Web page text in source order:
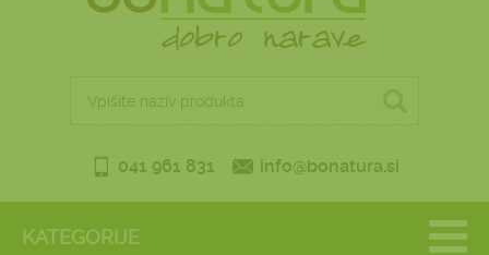
041 961 831 info@bonatura.si
KATEGORIJE